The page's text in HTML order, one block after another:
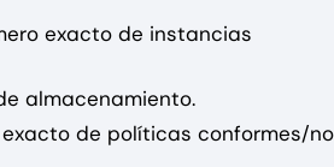
exacto de instancias
almacenamiento.
de políticas conformes/no